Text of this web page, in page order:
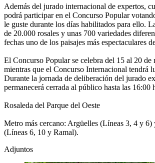
Además del jurado internacional de expertos,
podrá participar en el Concurso Popular
le guste durante los días habilitados para ello.
de 20.000 rosales y unas 700 variedades
fechas uno de los paisajes más espectaculares
El Concurso Popular se celebra del 15 al 20 de
mientras que el Concurso Internacional tendrá
Durante la jornada de deliberación del jurado
permanecerá cerrada al público hasta las 16:00
Rosaleda del Parque del Oeste
Metro más cercano: Argüelles (Líneas 3, 4 y
(Líneas 6, 10 y Ramal).
Adjuntos